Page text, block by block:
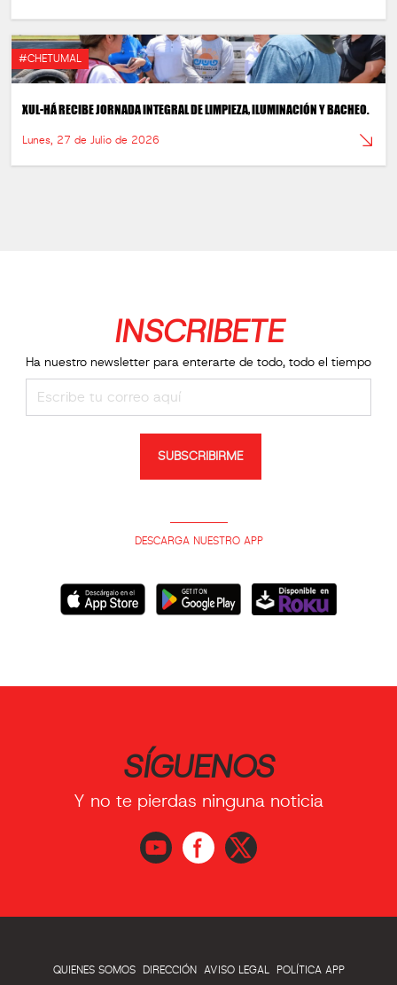
#CHETUMAL
XUL-HÁ RECIBE JORNADA INTEGRAL DE LIMPIEZA, ILUMINACIÓN Y BACHEO.
Lunes, 27 de Julio de 2026
INSCRIBETE
Ha nuestro newsletter para enterarte de todo, todo el tiempo
SUBSCRIBIRME
DESCARGA NUESTRO APP
SÍGUENOS
Y no te pierdas ninguna noticia
QUIENES SOMOS DIRECCIÓN AVISO LEGAL POLÍTICA APP